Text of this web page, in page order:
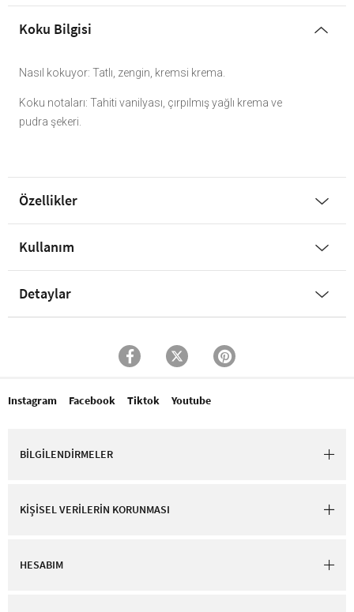
Koku Bilgisi
Nasıl kokuyor: Tatlı, zengin, kremsi krema.
Koku notaları: Tahiti vanilyası, çırpılmış yağlı krema ve
pudra şekeri.
Özellikler
Kullanım
Detaylar
Instagram Facebook Tiktok Youtube
BİLGİLENDİRMELER
KİŞİSEL VERİLERİN KORUNMASI
HESABIM